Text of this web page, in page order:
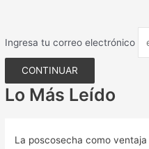
Ingresa tu correo electrónico
CONTINUAR
Lo Más Leído
La poscosecha como